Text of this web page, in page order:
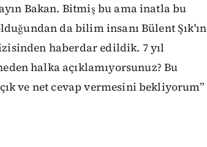
Bakan. Bitmiş bu ama inatla bu
da bilim insanı Bülent Şık'ın
haberdar edildik. 7 yıl
halka açıklamıyorsunuz? Bu
ve net cevap vermesini bekliyorum”